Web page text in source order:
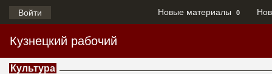
Войти Новые материалы 0
Кузнецкий рабочий
Культура